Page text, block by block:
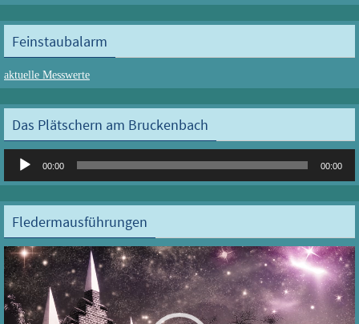
Feinstaubalarm
aktuelle Messwerte
Das Plätschern am Bruckenbach
Audio-
00:00 00:00
Fledermausführungen
Video-
Player